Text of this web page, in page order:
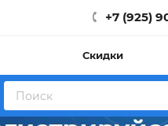
+7 (925)
Скидки